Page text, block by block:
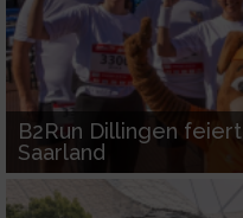
B2Run Dillingen
Saarland